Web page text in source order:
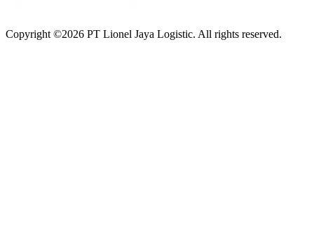
Copyright ©2026 PT Lionel Jaya Logistic. All rights reserved.